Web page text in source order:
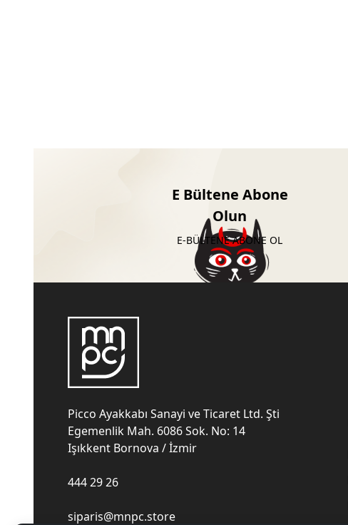
E Bültene Abone
Olun
E-BÜLTENE ABONE OL
Picco Ayakkabı Sanayi ve Ticaret Ltd. Şti
Egemenlik Mah. 6086 Sok. No: 14
Işıkkent Bornova / İzmir
444 29 26
siparis@mnpc.store